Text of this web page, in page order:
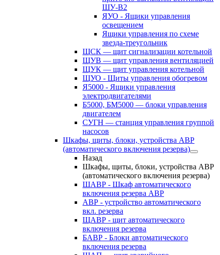
ШУ-В2
ЯУО - Ящики управления
освещением
Ящики управления по схеме
звезда-треугольник
ЩСК — щит сигнализации котельной
ЩУВ — щит управления вентиляцией
ЩУК — щит управления котельной
ЩУО - Щиты управления обогревом
Я5000 - Ящики управления
электродвигателями
Б5000, БМ5000 — блоки управления
двигателем
СУГН — станция управления группой
насосов
Шкафы, щиты, блоки, устройства АВР
(автоматического включения резерва)
Назад
Шкафы, щиты, блоки, устройства АВР
(автоматического включения резерва)
ШАВР - Шкаф автоматического
включения резерва АВР
АВР - устройство автоматического
вкл. резерва
ЩАВР - щит автоматического
включения резерва
БАВР - Блоки автоматического
включения резерва